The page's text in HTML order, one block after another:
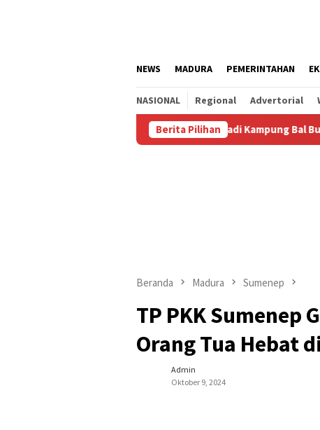
NEWS MADURA PEMERINTAHAN
NASIONAL Regional Advertorial
Berita Pilihan
Kalianget Resmi Jadi Kampung Bal Budhi, Miliki
Beranda Madura Sumenep
TP PKK Sumenep
Orang Tua Hebat
Admin
Oktober 9, 2024